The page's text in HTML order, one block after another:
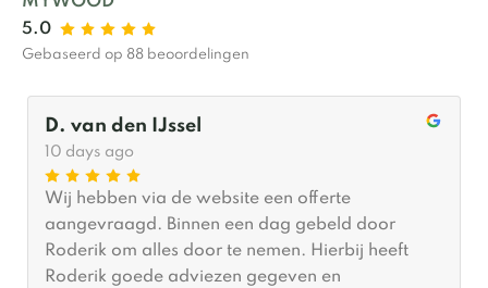
5.0
Gebaseerd op 88 beoordelingen
D. van den IJssel
10 days ago
Wij hebben via de website een offerte
aangevraagd. Binnen een dag gebeld door
Roderik om alles door te nemen. Hierbij heeft
Roderik goede adviezen gegeven en